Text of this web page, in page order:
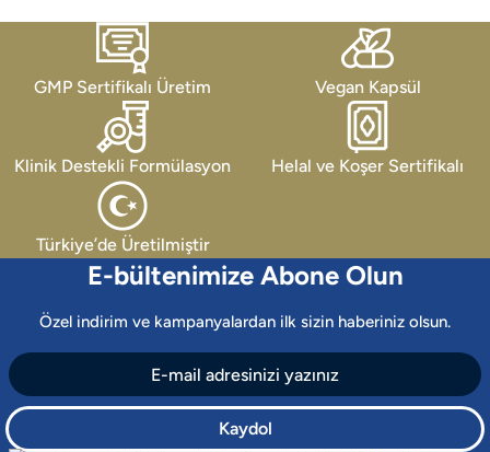
GMP Sertifikalı Üretim Vegan Kapsül
Klinik Destekli Formülasyon Helal ve Koşer Sertifikalı
Türkiye’de Üretilmiştir
E-bültenimize Abone Olun
Özel indirim ve kampanyalardan ilk sizin haberiniz olsun.
Kaydol